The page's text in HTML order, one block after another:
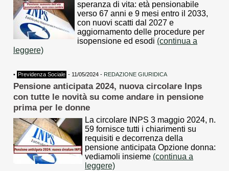
speranza di vita: età pensionabile
verso 67 anni e 9 mesi entro il 2033,
con nuovi scatti dal 2027 e
aggiornamento delle procedure per
isopensione ed esodi (continua a
leggere)
• Previdenza Sociale - 11/05/2024 - REDAZIONE GIURIDICA
Pensione anticipata 2024, nuova circolare Inps
con tutte le novità su come andare in pensione
prima per le donne
La circolare INPS 3 maggio 2024, n.
59 fornisce tutti i chiarimenti su
requisiti e decorrenza della
pensione anticipata Opzione donna:
vediamoli insieme (continua a
leggere)